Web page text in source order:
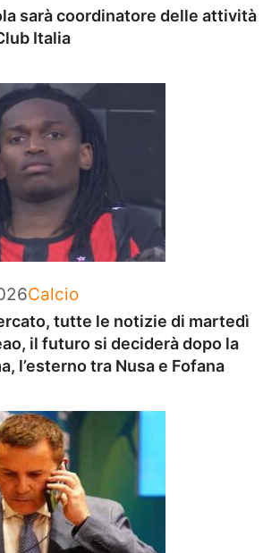
sarà coordinatore delle attività
Italia
Categorie
Calcio
tutte le notizie di martedì
il futuro si deciderà dopo la
l’esterno tra Nusa e Fofana